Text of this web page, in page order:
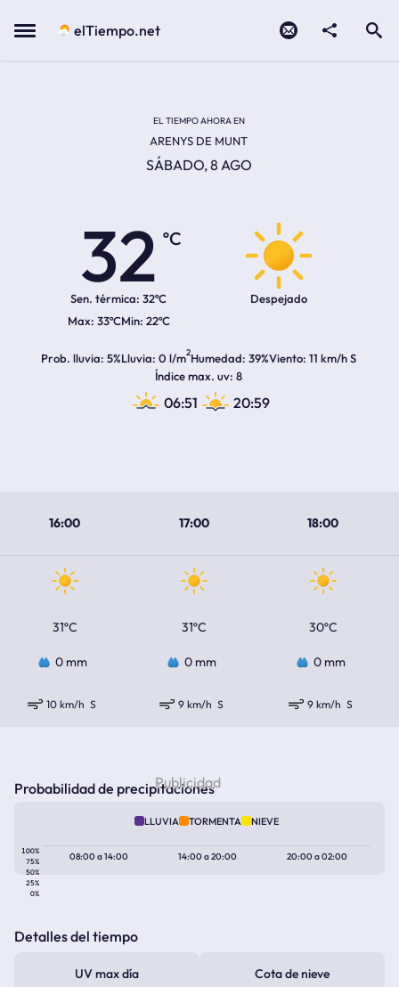
Menu elTiempo.net
EL TIEMPO AHORA EN
ARENYS DE MUNT
SÁBADO, 8 AGO
32
ºC
Sen. térmica: 32ºC
33ºC 22ºC
Despejado
Prob. lluvia 5%Lluvia 0 l/m2Humedad 39%Viento 11 km/h S
Índice max. uv 8
06:51 20:59
16:00 17:00 18:00
31ºC 31ºC 30ºC
0 mm 0 mm 0 mm
10 km/h S 9 km/h S 9 km/h S
Probabilidad de precipitaciones
LLUVIA TORMENTA NIEVE
100%
75%
50%
25%
0%
08:00a14:00 14:00a20:00 20:00a02:00
Detalles del tiempo
UV max día Cota de nieve